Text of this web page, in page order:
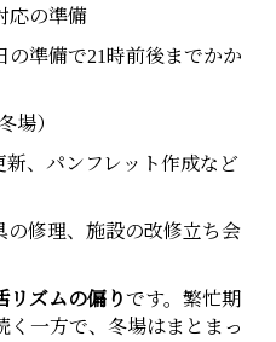
応の準備
の準備で21時前後までかか
場）
新、パンフレット作成など
の修理、施設の改修立ち会
リズムの偏りです。繁忙期
く一方で、冬場はまとまっ